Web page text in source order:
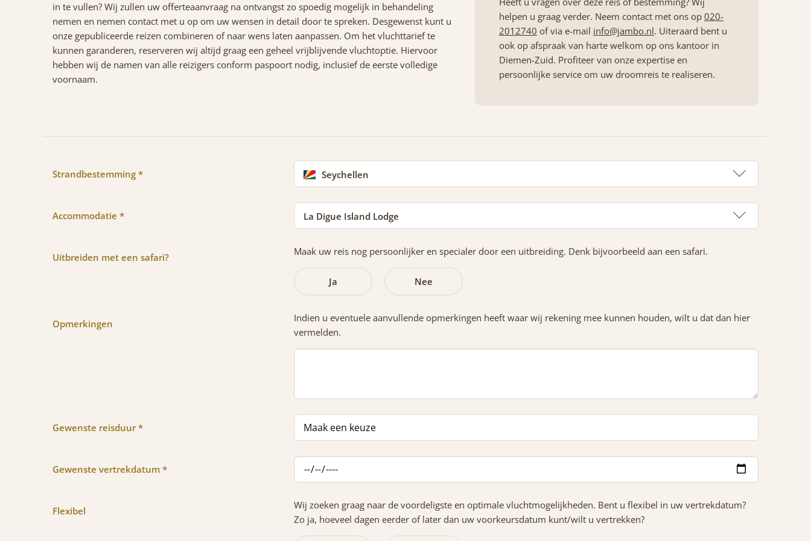
in te vullen? Wij zullen uw offerteaanvraag na ontvangst zo spoedig mogelijk in behandeling
nemen en nemen contact met u op om uw wensen in detail door te spreken. Desgewenst kunt u
onze gepubliceerde reizen combineren of naar wens laten aanpassen. Om het vluchttarief te
kunnen garanderen, reserveren wij altijd graag een geheel vrijblijvende vluchtoptie. Hiervoor
hebben wij de namen van alle reizigers conform paspoort nodig, inclusief de eerste volledige
voornaam.
helpen u graag verder. Neem contact met ons op 020-
2012740 of via e-mail info@jambo.nl. Uiteraard bent u
ook op afspraak van harte welkom op ons kantoor in
Diemen-Zuid. Profiteer van onze expertise en
persoonlijke service om uw droomreis te realiseren.
Strandbestemming * Seychellen
Accommodatie * La Digue Island Lodge
Uitbreiden met een safari? Maak uw reis nog persoonlijker en specialer door een uitbreiding. Denk bijvoorbeeld aan een safari.
Ja Nee
Opmerkingen
Indien u eventuele aanvullende opmerkingen heeft waar wij rekening mee kunnen houden, wilt u dat dan hier
vermelden.
Gewenste reisduur *
Gewenste vertrekdatum *
Flexibel
Wij zoeken graag naar de voordeligste en optimale vluchtmogelijkheden. Bent u flexibel in uw vertrekdatum?
Zo ja, hoeveel dagen eerder of later dan uw voorkeursdatum kunt/wilt u vertrekken?